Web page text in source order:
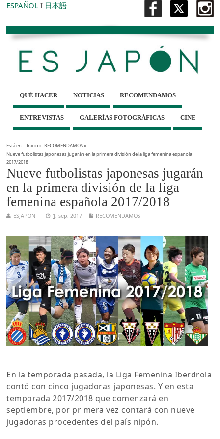
ESPAÑOL I 日本語
QUÉ HACER NOTICIAS RECOMENDAMOS
ENTREVISTAS GALERÍAS FOTOGRÁFICAS CINE
Está en : Inicio» RECOMENDAMOS»
Nueve futbolistas japonesas jugarán en la primera división de la liga femenina española
2017/2018
Nueve futbolistas japonesas jugarán
en la primera división de la liga
femenina española 2017/2018
ESJAPON 1, sep, 2017 RECOMENDAMOS
En la temporada pasada, la Liga Femenina Iberdrola
contó con cinco jugadoras japonesas. Y en esta
temporada 2017/2018 que comenzará en
septiembre, por primera vez contará con nueve
jugadoras procedentes del país nipón.